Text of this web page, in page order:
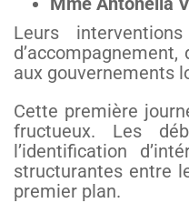
Leurs
aux gouvernements
Cette première
fructueux. Les
l’identification
structurantes entre
premier plan.